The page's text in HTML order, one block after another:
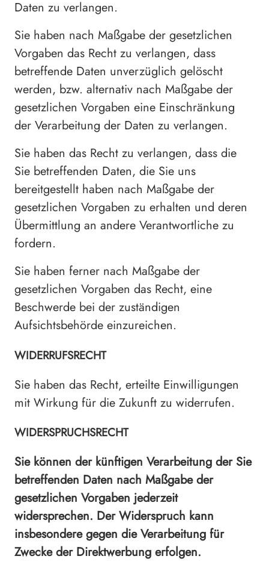
Daten zu verlangen.
Sie haben nach Maßgabe der gesetzlichen
Vorgaben das Recht zu verlangen, dass
betreffende Daten unverzüglich gelöscht
werden, bzw. alternativ nach Maßgabe der
gesetzlichen Vorgaben eine Einschränkung
der Verarbeitung der Daten zu verlangen.
Sie haben das Recht zu verlangen, dass die
Sie betreffenden Daten, die Sie uns
bereitgestellt haben nach Maßgabe der
gesetzlichen Vorgaben zu erhalten und deren
Übermittlung an andere Verantwortliche zu
fordern.
Sie haben ferner nach Maßgabe der
gesetzlichen Vorgaben das Recht, eine
Beschwerde bei der zuständigen
Aufsichtsbehörde einzureichen.
WIDERRUFSRECHT
Sie haben das Recht, erteilte Einwilligungen
mit Wirkung für die Zukunft zu widerrufen.
WIDERSPRUCHSRECHT
Sie können der künftigen Verarbeitung der Sie
betreffenden Daten nach Maßgabe der
gesetzlichen Vorgaben jederzeit
widersprechen. Der Widerspruch kann
insbesondere gegen die Verarbeitung für
Zwecke der Direktwerbung erfolgen.